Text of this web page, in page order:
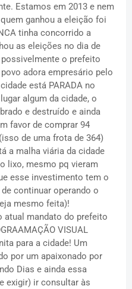
Estamos em 2013 e nem
ganhou a eleição foi
tinha concorrido a
as eleições no dia de
o prefeito
adora empresário pelo
está PARADA no
algum da cidade, o
e destruído e ainda
favor de comprar 94
de uma frota de 364)
a malha viária da cidade
lixo, mesmo pq vieram
esse investimento tem o
continuar operando o
mesmo feita)!
atual mandato do prefeito
VISUAL
para a cidade! Um
por um apaixonado por
Dias e ainda essa
exigir) ir consultar às